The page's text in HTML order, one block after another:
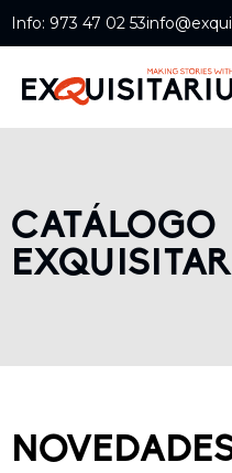
Info: 973 47 02 53
CATÁLOGO